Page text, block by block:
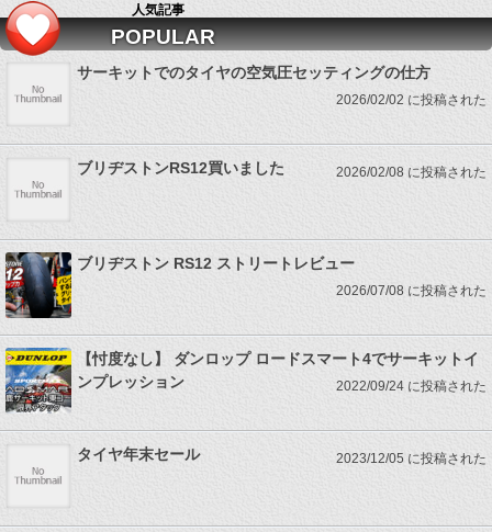
人気記事
POPULAR
サーキットでのタイヤの空気圧セッティングの仕方
2026/02/02 に投稿された
ブリヂストンRS12買いました 2026/02/08 に投稿された
ブリヂストン RS12 ストリートレビュー
2026/07/08 に投稿された
【忖度なし】 ダンロップ ロードスマート4でサーキットイ
ンプレッション
2022/09/24 に投稿された
タイヤ年末セール 2023/12/05 に投稿された